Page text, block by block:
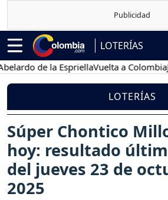
LOTERÍAS
de la EspriellaVuelta a Colombia
LOTERÍAS
Súper Chontico
hoy: resultado
del jueves 23 de
2025